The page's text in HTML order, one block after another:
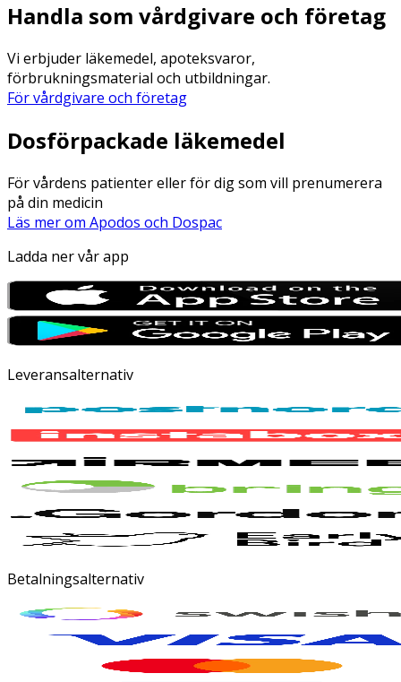
Handla som vårdgivare och företag
Vi erbjuder läkemedel, apoteksvaror,
förbrukningsmaterial och utbildningar.
För vårdgivare och företag
Dosförpackade läkemedel
För vårdens patienter eller för dig som vill prenumerera
på din medicin
Läs mer om Apodos och Dospac
Ladda ner vår app
Leveransalternativ
Betalningsalternativ